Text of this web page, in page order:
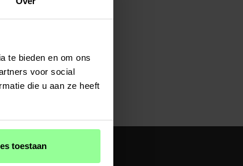
te bieden en om ons
voor social
die u aan ze heeft
toestaan